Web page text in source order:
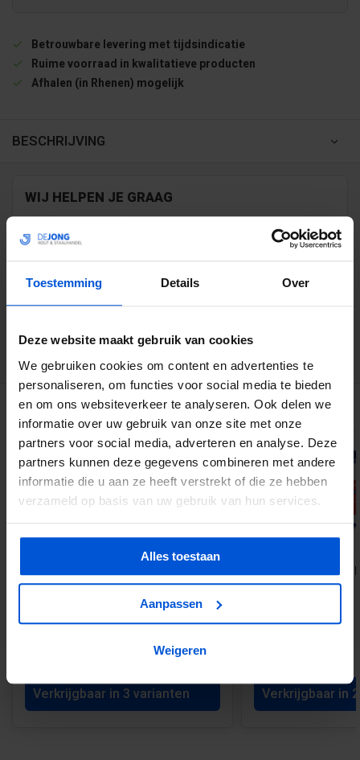
Toestemming Details Over
Deze website maakt gebruik van cookies
We gebruiken cookies om content en advertenties te
personaliseren, om functies voor social media te bieden
en om ons websiteverkeer te analyseren. Ook delen we
informatie over uw gebruik van onze site met onze
partners voor social media, adverteren en analyse. Deze
partners kunnen deze gegevens combineren met andere
informatie die u aan ze heeft verstrekt of die ze hebben
verzameld op basis van uw gebruik van hun services.
Alles toestaan
Aanpassen
Weigeren
Betrouwbare levering met tijdsindicatie
Ruime voorraad in kwalitatieve producten
Afhalen (in Rhenen) mogelijk
BESCHRIJVING
WIJ HELPEN JE GRAAG
0317 358 228
info@dejonghandelsonderneming.nl
3194 klanten geven ons een 9.1 op
GERELATEERDE PRODUCTEN
-39%
Potdekselschroef RVS - zwart
gecoate kop - diverse afmetingen
Verkrijgbaar in 3 varianten
Remmers - Zwarte
GW-310
Verkrijgbaar in